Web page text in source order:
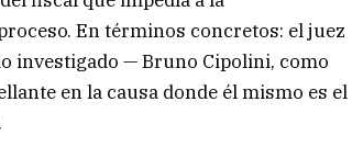
En términos concretos: el juez
investigado — Bruno Cipolini, como
en la causa donde él mismo es el